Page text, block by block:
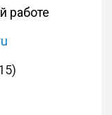
работе